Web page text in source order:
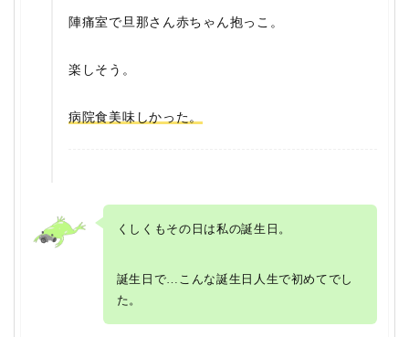
陣痛室で旦那さん赤ちゃん抱っこ。
楽しそう。
病院食美味しかった。
くしくもその日は私の誕生日。
誕生日で…こんな誕生日人生で初めてでし
た。